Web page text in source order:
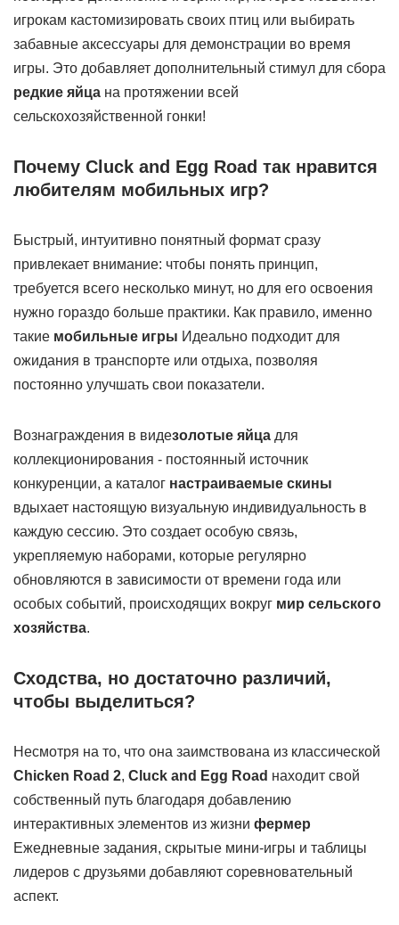
игрокам кастомизировать своих птиц или выбирать
забавные аксессуары для демонстрации во время
игры. Это добавляет дополнительный стимул для сбора
редкие яйца на протяжении всей
сельскохозяйственной гонки!
Почему Cluck and Egg Road так нравится
любителям мобильных игр?
Быстрый, интуитивно понятный формат сразу
привлекает внимание: чтобы понять принцип,
требуется всего несколько минут, но для его освоения
нужно гораздо больше практики. Как правило, именно
такие мобильные игры Идеально подходит для
ожидания в транспорте или отдыха, позволяя
постоянно улучшать свои показатели.
Вознаграждения в видезолотые яйца для
коллекционирования - постоянный источник
конкуренции, а каталог настраиваемые скины
вдыхает настоящую визуальную индивидуальность в
каждую сессию. Это создает особую связь,
укрепляемую наборами, которые регулярно
обновляются в зависимости от времени года или
особых событий, происходящих вокруг мир сельского
хозяйства.
Сходства, но достаточно различий,
чтобы выделиться?
Несмотря на то, что она заимствована из классической
Chicken Road 2, Cluck and Egg Road находит свой
собственный путь благодаря добавлению
интерактивных элементов из жизни фермер
Ежедневные задания, скрытые мини-игры и таблицы
лидеров с друзьями добавляют соревновательный
аспект.